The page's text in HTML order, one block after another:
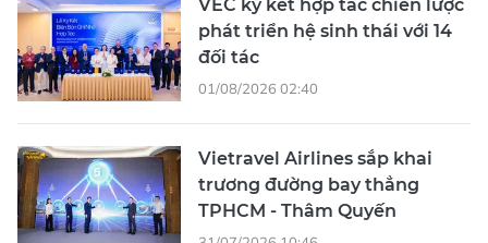
VEC ký kết hợp tác chiến lược
phát triển hệ sinh thái với 14
đối tác
01/08/2026 02:40
Vietravel Airlines sắp khai
trương đường bay thẳng
TPHCM - Thâm Quyến